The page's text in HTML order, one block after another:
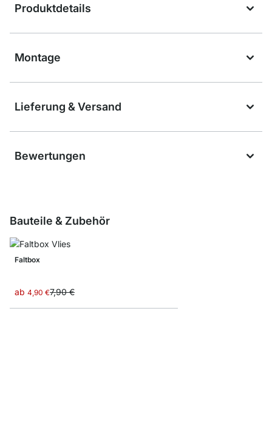
Produktdetails
Montage
Lieferung & Versand
Bewertungen
Bauteile & Zubehör
Faltbox
ab 4,90 €7,90 €